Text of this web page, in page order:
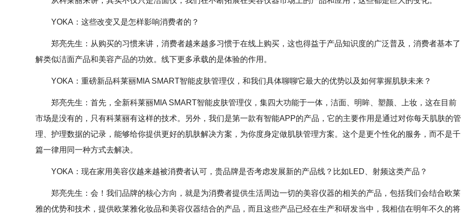
YOKA：这些改变又是怎样影响消费者的？
郑亮先生：从购买的习惯来讲，消费者越来越多习惯于在线上购买，这也得益于产品知识度的广泛普及，消费者基本了
解类似洁面产品和美容产品的功效。线下更多承载的是体验的作用。
YOKA：重磅新品科莱丽MIA SMART智能皮肤管理仪，和我们具体聊聊它最大的优势以及如何掌握肌肤未来？
郑亮先生：首先，全新科莱丽MIA SMART智能皮肤管理仪，集四大功能于一体，洁面、明眸、塑颜、上妆，这在目前
市场是没有的，只有科莱丽有这样的技术。另外，我们是第一款有智能APP的产品，它的主要作用是通过对你每天肌肤的管
理、护理数据的记录，能够给你提供更好的肌肤解决方案，为你度身定做肌肤管理方案。这个是更个性化的服务，而不是千
篇一律用同一种方式去解决。
YOKA：现在家用美容仪越来越被消费者认可，贵品牌是否考虑发展新的产品线？比如LED、射频这类产品？
郑亮先生：会！我们品牌的核心方向，就是为消费者提供生活周边一切的美容仪器的相关的产品，包括我们会结合欧莱
雅的优势和技术，提供欧莱雅化妆品和美容仪器结合的产品，而且这些产品已经在生产和研发当中，我相信在明年不久的将